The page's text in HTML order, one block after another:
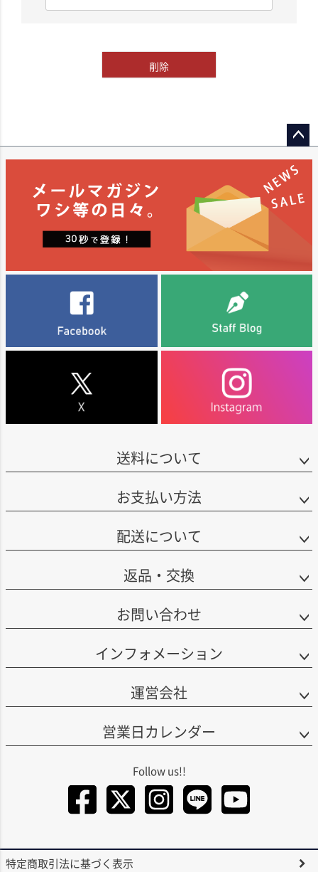
削除
ジト
へ
送料について
お支払い方法
配送について
返品・交換
お問い合わせ
インフォメーション
運営会社
営業日カレンダー
特定商取引法に基づく表示
Facebook
Twitter
LINE